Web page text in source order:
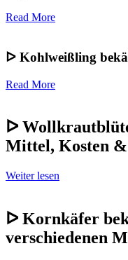
Read More
ᐅ Kohlweißling
Read More
ᐅ
Mittel, Kosten &
Weiter lesen
ᐅ Kornkäfer
verschiedenen